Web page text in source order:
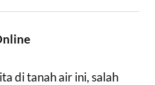
di tanah air ini, salah